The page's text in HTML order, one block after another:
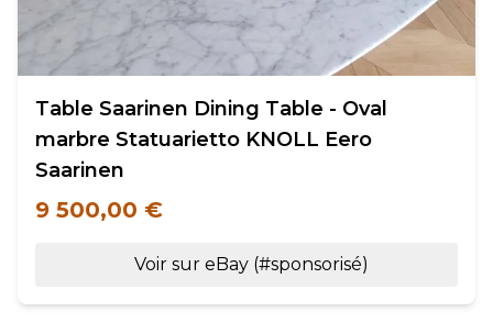
Table Saarinen Dining Table - Oval
marbre Statuarietto KNOLL Eero
Saarinen
9 500,00 €
Voir sur eBay (#sponsorisé)